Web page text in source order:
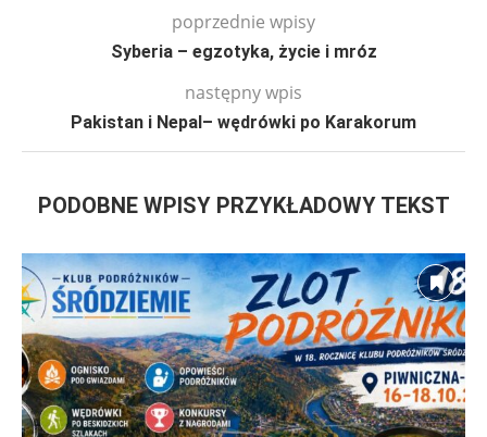
poprzednie wpisy
Syberia – egzotyka, życie i mróz
następny wpis
Pakistan i Nepal– wędrówki po Karakorum
PODOBNE WPISY PRZYKŁADOWY TEKST